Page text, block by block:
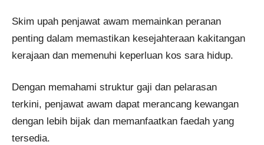
Skim upah penjawat awam memainkan peranan
penting dalam memastikan kesejahteraan kakitangan
kerajaan dan memenuhi keperluan kos sara hidup.
Dengan memahami struktur gaji dan pelarasan
terkini, penjawat awam dapat merancang kewangan
dengan lebih bijak dan memanfaatkan faedah yang
tersedia.